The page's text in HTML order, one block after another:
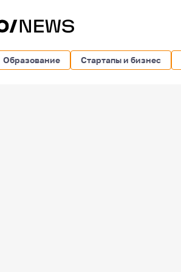
Образование Стартапы и бизнес